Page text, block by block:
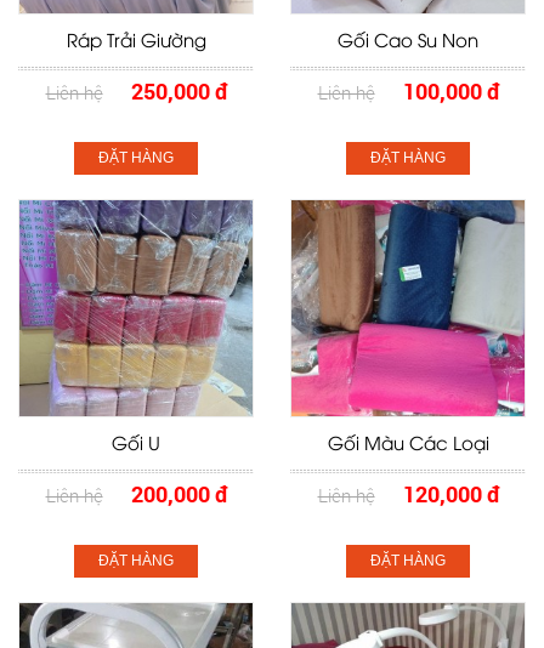
Ráp Trải Giường
Liên hệ 250,000 đ
ĐẶT HÀNG
Gối Cao Su Non
Liên hệ 100,000 đ
ĐẶT HÀNG
Gối U
Liên hệ 200,000 đ
ĐẶT HÀNG
Gối Màu Các Loại
Liên hệ 120,000 đ
ĐẶT HÀNG